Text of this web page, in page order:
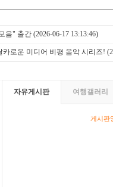
음" 출간 (2026-06-17 13:13:46)
로운 미디어 비평 음악 시리즈!
자유게시판 여행갤러리
게시판